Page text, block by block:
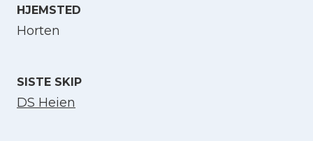
HJEMSTED
Horten
SISTE SKIP
DS Heien
Velg språk
English